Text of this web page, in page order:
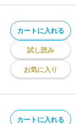
カートに入れる
試し読み
お気に入り
カートに入れる